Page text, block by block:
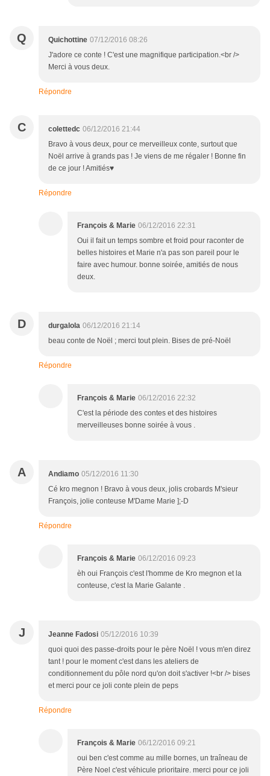
Q Quichottine 07/12/2016 08:26
J'adore ce conte ! C'est une magnifique participation.<br />
Merci à vous deux.
Répondre
C colettedc 06/12/2016 21:44
Bravo à vous deux, pour ce merveilleux conte, surtout que
Noël arrive à grands pas ! Je viens de me régaler ! Bonne fin
de ce jour ! Amitiés♥
Répondre
François & Marie 06/12/2016 22:31
Oui il fait un temps sombre et froid pour raconter de
belles histoires et Marie n'a pas son pareil pour le
faire avec humour. bonne soirée, amitiés de nous
deux.
D durgalola 06/12/2016 21:14
beau conte de Noël ; merci tout plein. Bises de pré-Noël
Répondre
François & Marie 06/12/2016 22:32
C'est la période des contes et des histoires
merveilleuses bonne soirée à vous .
A Andiamo 05/12/2016 11:30
Cé kro megnon ! Bravo à vous deux, jolis crobards M'sieur
François, jolie conteuse M'Dame Marie ];-D
Répondre
François & Marie 06/12/2016 09:23
èh oui François c'est l'homme de Kro megnon et la
conteuse, c'est la Marie Galante .
J Jeanne Fadosi 05/12/2016 10:39
quoi quoi des passe-droits pour le père Noël ! vous m'en direz
tant ! pour le moment c'est dans les ateliers de
conditionnement du pôle nord qu'on doit s'activer !<br /> bises
et merci pour ce joli conte plein de peps
Répondre
François & Marie 06/12/2016 09:21
oui ben c'est comme au mille bornes, un traîneau de
Père Noel c'est véhicule prioritaire. merci pour ce joli